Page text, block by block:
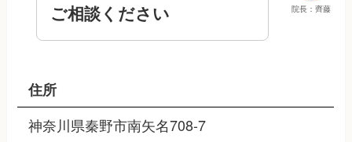
院長：齊藤
ご相談ください
住所
神奈川県秦野市南矢名708-7